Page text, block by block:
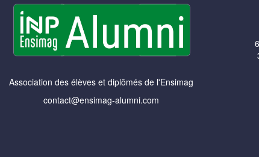
Association des élèves et diplômés de l'Ensimag
contact@ensimag-alumni.com